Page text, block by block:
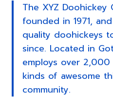
The XYZ Doohickey
founded in 1971,
quality doohickeys
since. Located in
employs over
kinds of awesome
community.